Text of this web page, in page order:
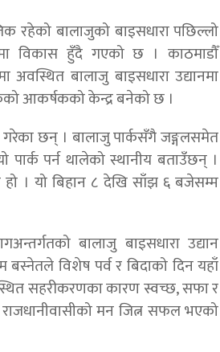
रहेको बालाजुको बाइसधारा पछिल्लो
विकास हुँदै गएको छ । काठमाडौँ
अवस्थित बालाजु बाइसधारा उद्यानमा
आकर्षकको केन्द्र बनेको छ ।
गरेका छन् । बालाजु पार्कसँगै जङ्गलसमेत
पर्न थालेको स्थानीय बताउँछन् ।
हो । यो बिहान ८ देखि साँझ ६ बजेसम्म
बालाजु बाइसधारा उद्यान
विशेष पर्व र बिदाको दिन यहाँ
सहरीकरणका कारण स्वच्छ, सफा र
मन जित्न सफल भएको